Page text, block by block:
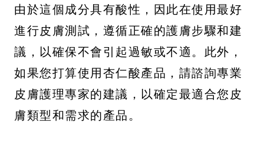
由於這個成分具有酸性，因此在使用最好
進行皮膚測試，遵循正確的護膚步驟和建
議，以確保不會引起過敏或不適。此外，
如果您打算使用杏仁酸產品，請諮詢專業
皮膚護理專家的建議，以確定最適合您皮
膚類型和需求的產品。